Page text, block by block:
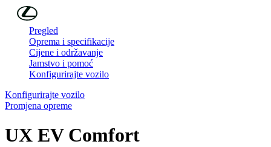
Skip to Main Content
Pregled
Oprema i specifikacije
Cijene i održavanje
Jamstvo i pomoć
Konfigurirajte vozilo
Konfigurirajte vozilo
Promjena opreme
UX EV Comfort